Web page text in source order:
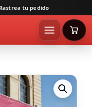
Rastrea tu pedido